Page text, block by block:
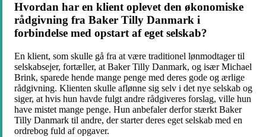
Hvordan har en klient oplevet den økonomiske
rådgivning fra Baker Tilly Danmark i
forbindelse med opstart af eget selskab?
En klient, som skulle gå fra at være traditionel lønmodtager til
selskabsejer, fortæller, at Baker Tilly Danmark, og især Michael
Brink, sparede hende mange penge med deres gode og ærlige
rådgivning. Klienten skulle aflønne sig selv i det nye selskab og
siger, at hvis hun havde fulgt andre rådgiveres forslag, ville hun
have mistet mange penge. Hun anbefaler derfor stærkt Baker
Tilly Danmark til andre, der starter deres eget selskab med en
ordrebog fuld af opgaver.